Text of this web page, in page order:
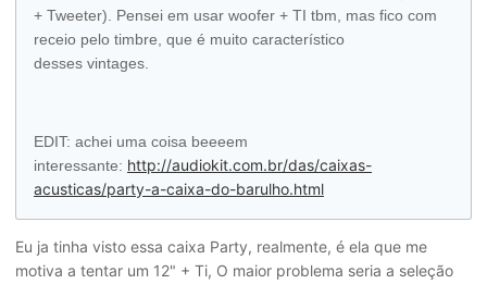
+ Tweeter). Pensei em usar woofer + TI tbm, mas fico com
receio pelo timbre, que é muito característico
desses vintages.
EDIT: achei uma coisa beeeem
interessante: http://audiokit.com.br/das/caixas-
acusticas/party-a-caixa-do-barulho.html
Eu ja tinha visto essa caixa Party, realmente, é ela que me
motiva a tentar um 12" + Ti, O maior problema seria a seleção